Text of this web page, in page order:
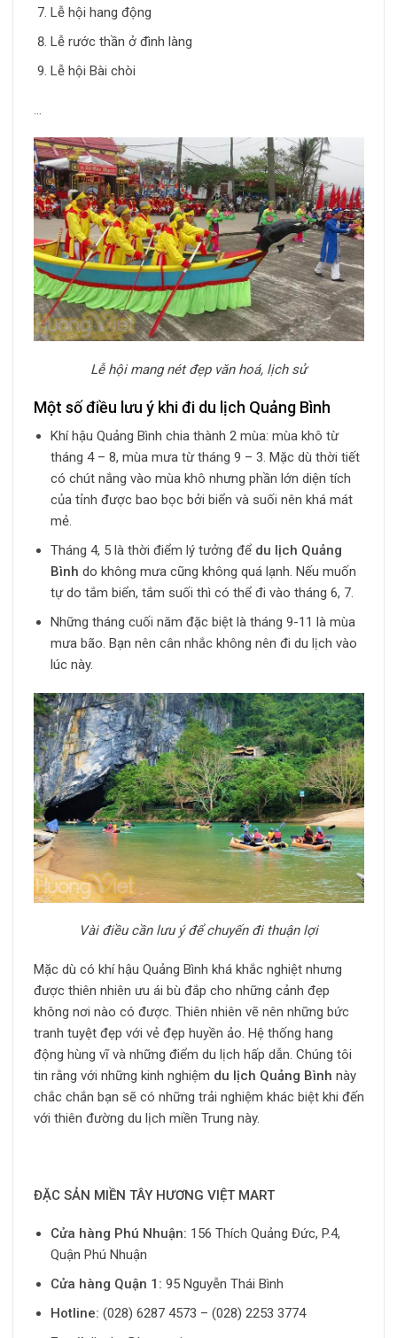
Lễ hội hang động
Lễ rước thần ở đình làng
Lễ hội Bài chòi
…
Lễ hội mang nét đẹp văn hoá, lịch sử
Một số điều lưu ý khi đi du lịch Quảng Bình
Khí hậu Quảng Bình chia thành 2 mùa: mùa khô từ
tháng 4 – 8, mùa mưa từ tháng 9 – 3. Mặc dù thời tiết
có chút nắng vào mùa khô nhưng phần lớn diện tích
của tỉnh được bao bọc bởi biển và suối nên khá mát
mẻ.
Tháng 4, 5 là thời điểm lý tưởng để du lịch Quảng
Bình do không mưa cũng không quá lạnh. Nếu muốn
tự do tắm biển, tắm suối thì có thể đi vào tháng 6, 7.
Những tháng cuối năm đặc biệt là tháng 9-11 là mùa
mưa bão. Bạn nên cân nhắc không nên đi du lịch vào
lúc này.
Vài điều cần lưu ý để chuyến đi thuận lợi
Mặc dù có khí hậu Quảng Bình khá khắc nghiệt nhưng
được thiên nhiên ưu ái bù đắp cho những cảnh đẹp
không nơi nào có được. Thiên nhiên vẽ nên những bức
tranh tuyệt đẹp với vẻ đẹp huyền ảo. Hệ thống hang
động hùng vĩ và những điểm du lịch hấp dẫn. Chúng tôi
tin rằng với những kinh nghiệm du lịch Quảng Bình này
chắc chắn bạn sẽ có những trải nghiệm khác biệt khi đến
với thiên đường du lịch miền Trung này.
ĐẶC SẢN MIỀN TÂY HƯƠNG VIỆT MART
Cửa hàng Phú Nhuận: 156 Thích Quảng Đức, P.4,
Quận Phú Nhuận
Cửa hàng Quận 1: 95 Nguyễn Thái Bình
Hotline: (028) 6287 4573 – (028) 2253 3774